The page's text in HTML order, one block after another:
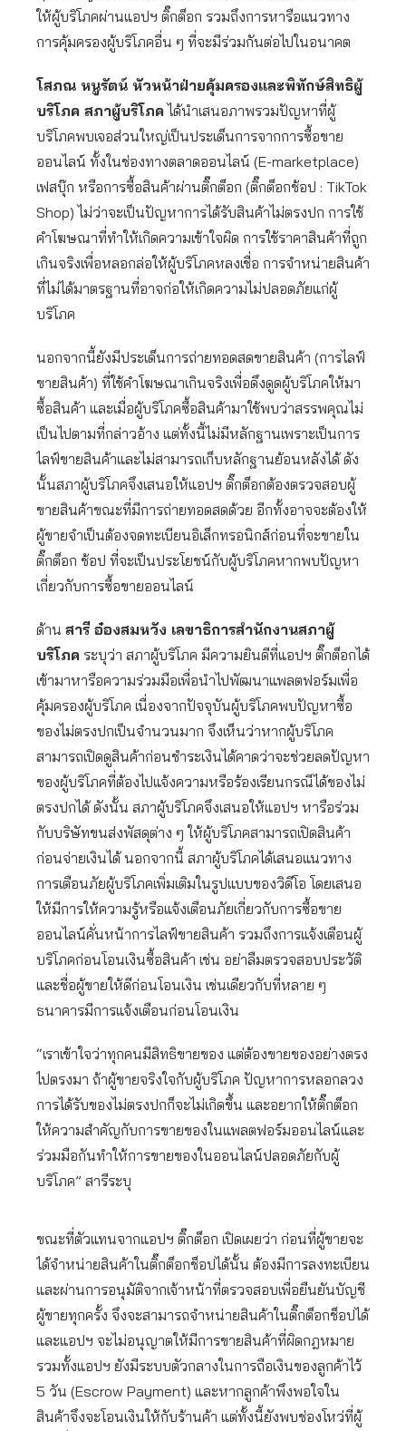
ให้ผู้บริโภคผ่านแอปฯ ติ๊กต็อก รวมถึงการหารือแนวทาง
การคุ้มครองผู้บริโภคอื่น ๆ ที่จะมีร่วมกันต่อไปในอนาคต
โสภณ หนูรัตน์ หัวหน้าฝ่ายคุ้มครองและพิทักษ์สิทธิผู้
บริโภค สภาผู้บริโภคได้นำเสนอภาพรวมปัญหาที่ผู้
บริโภคพบเจอส่วนใหญ่เป็นประเด็นการจากการซื้อขาย
ออนไลน์ ทั้งในช่องทางตลาดออนไลน์ (E-marketplace)
เฟสบุ๊ก หรือการซื้อสินค้าผ่านติ๊กต็อก (ติ๊กต็อกช้อป : TikTok
Shop) ไม่ว่าจะเป็นปัญหาการได้รับสินค้าไม่ตรงปก การใช้
คำโฆษณาที่ทำให้เกิดความเข้าใจผิด การใช้ราคาสินค้าที่ถูก
เกินจริงเพื่อหลอกล่อให้ผู้บริโภคหลงเชื่อ การจำหน่ายสินค้า
ที่ไม่ได้มาตรฐานที่อาจก่อให้เกิดความไม่ปลอดภัยแก่ผู้
บริโภค
นอกจากนี้ยังมีประเด็นการถ่ายทอดสดขายสินค้า (การไลฟ์
ขายสินค้า) ที่ใช้คำโฆษณาเกินจริงเพื่อดึงดูดผู้บริโภคให้มา
ซื้อสินค้า และเมื่อผู้บริโภคซื้อสินค้ามาใช้พบว่าสรรพคุณไม่
เป็นไปตามที่กล่าวอ้าง แต่ทั้งนี้ไม่มีหลักฐานเพราะเป็นการ
ไลฟ์ขายสินค้าและไม่สามารถเก็บหลักฐานย้อนหลังได้ ดัง
นั้นสภาผู้บริโภคจึงเสนอให้แอปฯ ติ๊กต็อกต้องตรวจสอบผู้
ขายสินค้าขณะที่มีการถ่ายทอดสดด้วย อีกทั้งอาจจะต้องให้
ผู้ขายจำเป็นต้องจดทะเบียนอิเล็กทรอนิกส์ก่อนที่จะขายใน
ติ๊กต็อก ช้อป ที่จะเป็นประโยชน์กับผู้บริโภคหากพบปัญหา
เกี่ยวกับการซื้อขายออนไลน์
ด้าน สารี อ๋องสมหวัง เลขาธิการสำนักงานสภาผู้
บริโภค ระบุว่า สภาผู้บริโภค มีความยินดีที่แอปฯ ติ๊กต็อกได้
เข้ามาหารือความร่วมมือเพื่อนำไปพัฒนาแพลตฟอร์มเพื่อ
คุ้มครองผู้บริโภค เนื่องจากปัจจุบันผู้บริโภคพบปัญหาซื้อ
ของไม่ตรงปกเป็นจำนวนมาก จึงเห็นว่าหากผู้บริโภค
สามารถเปิดดูสินค้าก่อนชำระเงินได้คาดว่าจะช่วยลดปัญหา
ของผู้บริโภคที่ต้องไปแจ้งความหรือร้องเรียนกรณีได้ของไม่
ตรงปกได้ ดังนั้น สภาผู้บริโภคจึงเสนอให้แอปฯ หารือร่วม
กับบริษัทขนส่งพัสดุต่าง ๆ ให้ผู้บริโภคสามารถเปิดสินค้า
ก่อนจ่ายเงินได้ นอกจากนี้ สภาผู้บริโภคได้เสนอแนวทาง
การเตือนภัยผู้บริโภคเพิ่มเติมในรูปแบบของวิดีโอ โดยเสนอ
ให้มีการให้ความรู้หรือแจ้งเตือนภัยเกี่ยวกับการซื้อขาย
ออนไลน์คั่นหน้าการไลฟ์ขายสินค้า รวมถึงการแจ้งเตือนผู้
บริโภคก่อนโอนเงินซื้อสินค้า เช่น อย่าลืมตรวจสอบประวัติ
และชื่อผู้ขายให้ดีก่อนโอนเงิน เช่นเดียวกับที่หลาย ๆ
ธนาคารมีการแจ้งเตือนก่อนโอนเงิน
“เราเข้าใจว่าทุกคนมีสิทธิขายของ แต่ต้องขายของอย่างตรง
ไปตรงมา ถ้าผู้ขายจริงใจกับผู้บริโภค ปัญหาการหลอกลวง
การได้รับของไม่ตรงปกก็จะไม่เกิดขึ้น และอยากให้ติ๊กต็อก
ให้ความสำคัญกับการขายของในแพลตฟอร์มออนไลน์และ
ร่วมมือกันทำให้การขายของในออนไลน์ปลอดภัยกับผู้
บริโภค” สารีระบุ
ขณะที่ตัวแทนจากแอปฯ ติ๊กต็อก เปิดเผยว่า ก่อนที่ผู้ขายจะ
ได้จำหน่ายสินค้าในติ๊กต็อกช็อปได้นั้น ต้องมีการลงทะเบียน
และผ่านการอนุมัติจากเจ้าหน้าที่ตรวจสอบเพื่อยืนยันบัญชี
ผู้ขายทุกครั้ง จึงจะสามารถจำหน่ายสินค้าในติ๊กต็อกช็อปได้
และแอปฯ จะไม่อนุญาตให้มีการขายสินค้าที่ผิดกฎหมาย
รวมทั้งแอปฯ ยังมีระบบตัวกลางในการถือเงินของลูกค้าไว้
5 วัน (Escrow Payment) และหากลูกค้าพึงพอใจใน
สินค้าจึงจะโอนเงินให้กับร้านค้า แต่ทั้งนี้ยังพบช่องโหว่ที่ผู้